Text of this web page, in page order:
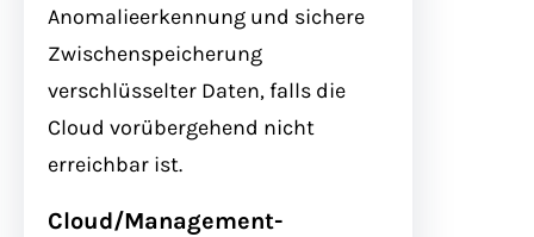
Anomalieerkennung und sichere
Zwischenspeicherung
verschlüsselter Daten, falls die
Cloud vorübergehend nicht
erreichbar ist.
Cloud/Management-